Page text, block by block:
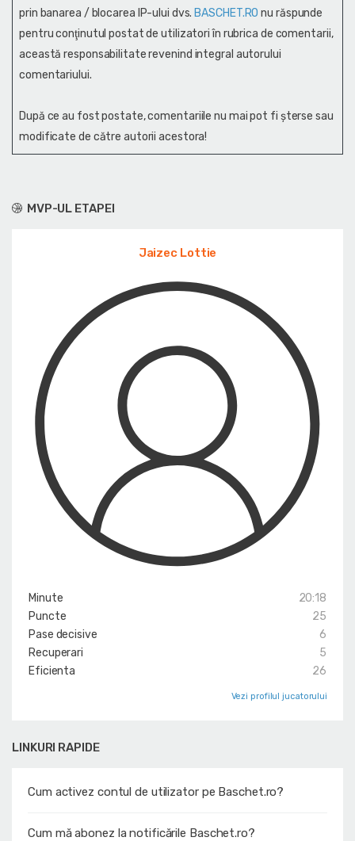
MVP-UL ETAPEI
Jaizec Lottie
Minute
20:18
Puncte
25
Pase decisive
6
Recuperari
5
Eficienta
26
Vezi profilul jucatorului
LINKURI RAPIDE
Cum activez contul de utilizator pe Baschet.ro?
Cum mă abonez la notificările Baschet.ro?
prin banarea / blocarea IP-ului dvs. BASCHET.RO nu răspunde
pentru conţinutul postat de utilizatori în rubrica de comentarii,
această responsabilitate revenind integral autorului
comentariului.
După ce au fost postate, comentariile nu mai pot fi șterse sau
modificate de către autorii acestora!